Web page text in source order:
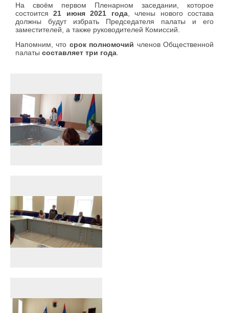
На своём первом Пленарном заседании, которое
состоится21 июня 2021 года, члены нового состава
должны будут избрать Председателя палаты и его
заместителей, а также руководителей Комиссий.
Напомним, что срок полномочий членов Общественной
палаты составляет три года